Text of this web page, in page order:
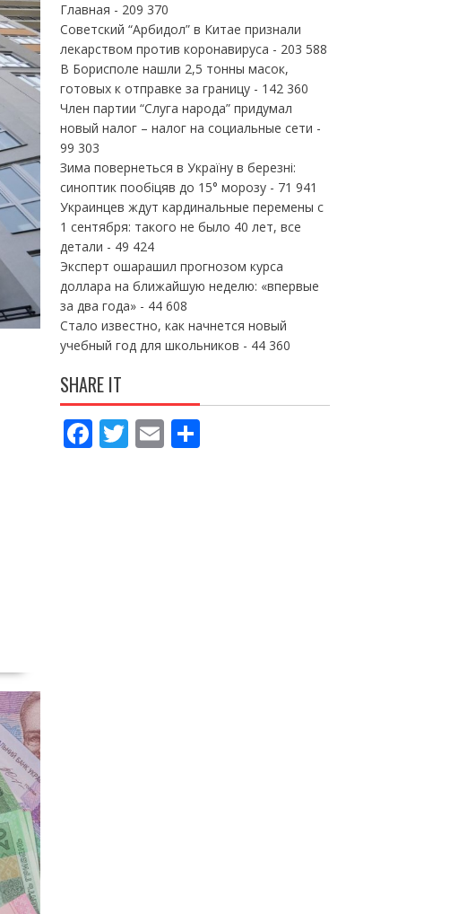
Главная - 209 370
Советский “Арбидол” в Китае признали
лекарством против коронавируса - 203 588
В Борисполе нашли 2,5 тонны масок,
готовых к отправке за границу- 142 360
Член партии “Слуга народа” придумал
новый налог – налог на социальные сети -
99 303
Зима повернеться в Україну в березні:
синоптик пообіцяв до 15° морозу- 71 941
Украинцев ждут кардинальные перемены с
1 сентября: такого не было 40 лет, все
детали - 49 424
Эксперт ошарашил прогнозом курса
доллара на ближайшую неделю: «впервые
за два года»- 44 608
Стало известно, как начнется новый
учебный год для школьников - 44 360
SHARE IT
F T E П